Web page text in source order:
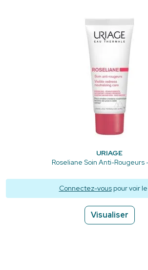
URIAGE
Roseliane Soin Anti-Rougeurs
Connectez-vouspour voir
Visualiser